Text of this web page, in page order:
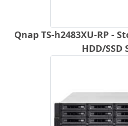
Qnap TS-h2483XU-RP -
HDD/SSD